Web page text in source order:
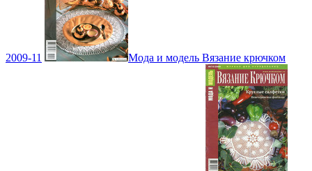
2009-11 Мода и модель Вязание крючком